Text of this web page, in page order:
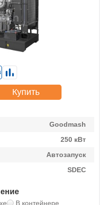
Goodmash
250 кВт
Автозапуск
SDEC
В контейнере
Купить